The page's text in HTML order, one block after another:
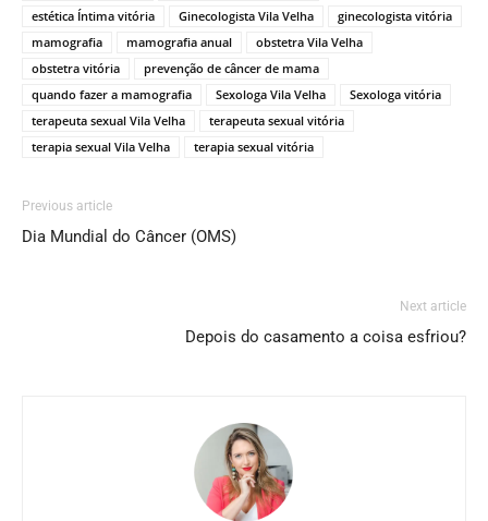
estética Íntima vitória
Ginecologista Vila Velha
ginecologista vitória
mamografia
mamografia anual
obstetra Vila Velha
obstetra vitória
prevenção de câncer de mama
quando fazer a mamografia
Sexologa Vila Velha
Sexologa vitória
terapeuta sexual Vila Velha
terapeuta sexual vitória
terapia sexual Vila Velha
terapia sexual vitória
Previous article
Dia Mundial do Câncer (OMS)
Next article
Depois do casamento a coisa esfriou?